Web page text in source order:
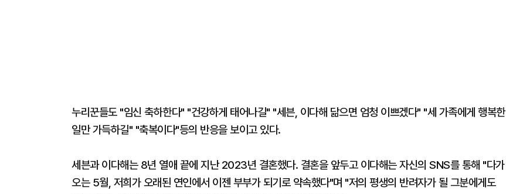
누리꾼들도 "임신 축하한다" "건강하게 태어나길" "세븐, 이다해 닮으면 엄청 이쁘겠다" "세 가족에게 행복한
일만 가득하길" "축복이다"등의 반응을 보이고 있다.
세븐과 이다해는 8년 열애 끝에 지난 2023년 결혼했다. 결혼을 앞두고 이다해는 자신의 SNS를 통해 "다가
오는 5월, 저희가 오래된 연인에서 이젠 부부가 되기로 약속했다"며 "저의 평생의 반려자가 될 그분에게도